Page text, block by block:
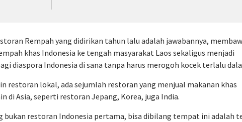
Rempah yang didirikan tahun lalu adalah jawabannya,
khas Indonesia ke tengah masyarakat Laos sekaligus menjadi
diaspora Indonesia di sana tanpa harus merogoh kocek terlalu
restoran lokal, ada sejumlah restoran yang menjual makanan khas
di Asia, seperti restoran Jepang, Korea, juga India.
bukan restoran Indonesia pertama, bisa dibilang tempat ini adalah